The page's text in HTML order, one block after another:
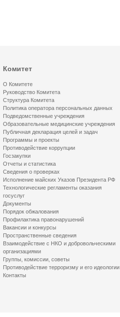
Комитет
О Комитете
Руководство Комитета
Структура Комитета
Политика оператора персональных данных
Подведомственные учреждения
Образовательные медицинские учреждения
Публичная декларация целей и задач
Программы и проекты
Противодействие коррупции
Госзакупки
Отчеты и статистика
Сведения о проверках
Исполнение майских Указов Президента РФ
Технологические регламенты оказания
госуслуг
Документы
Порядок обжалования
Профилактика правонарушений
Вакансии и конкурсы
Пространственные сведения
Взаимодействие с НКО и добровольческими
организациями
Группы, комиссии, советы
Противодействие терроризму и его идеологии
Контакты